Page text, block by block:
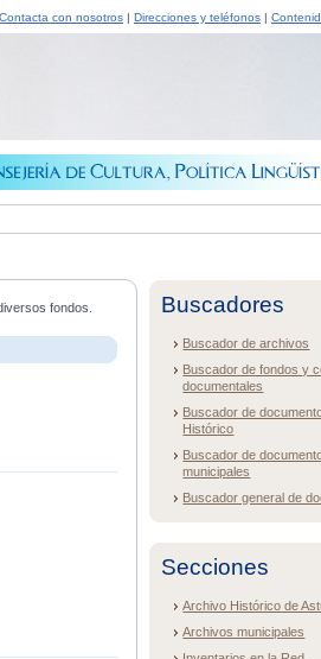
Contacta con nosotros | Direcciones y teléfonos |
fondos. Buscadores
Buscador de archivos
Buscador de fondos y
documentales
Buscador de
Histórico
Buscador de
municipales
Buscador general de
Secciones
Archivo Histórico de
Archivos municipales